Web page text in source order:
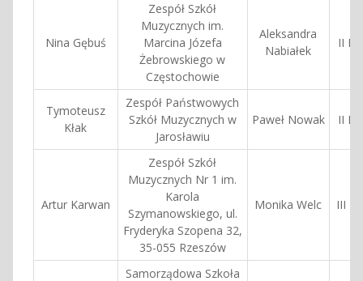
Nina Gębuś
Zespół Szkół
Muzycznych im.
Marcina Józefa
Żebrowskiego w
Częstochowie
Aleksandra
Nabiałek
II
Tymoteusz
Kłak
Zespół Państwowych
Szkół Muzycznych w
Jarosławiu
Paweł Nowak II
Artur Karwan
Zespół Szkół
Muzycznych Nr 1 im.
Karola
Szymanowskiego, ul.
Fryderyka Szopena 32,
35-055 Rzeszów
Monika Welc III
Samorządowa Szkoła